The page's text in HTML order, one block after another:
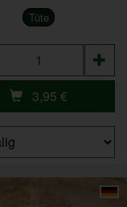
Tüte
3,95 €